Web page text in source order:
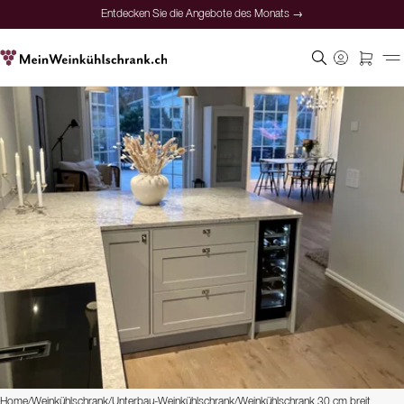
Entdecken Sie die Angebote des Monats →
Home/Weinkühlschrank/Unterbau-Weinkühlschrank/Weinkühlschrank 30 cm breit